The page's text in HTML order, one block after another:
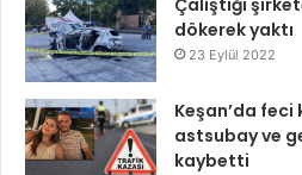
dökerek yaktı
23 Eylül 2022
Keşan’da
astsubay ve
kaybetti